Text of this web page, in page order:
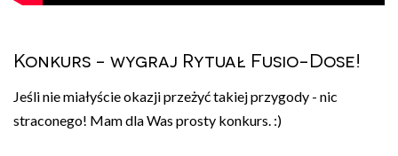
Konkurs - wygraj Rytuał Fusio-Dose!
Jeśli nie miałyście okazji przeżyć takiej przygody - nic
straconego! Mam dla Was prosty konkurs. :)